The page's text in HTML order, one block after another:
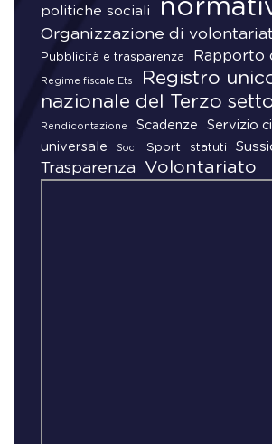
politiche sociali
Organizzazione di
Pubblicità e trasparenza Rapporto
Regime fiscale Ets
Registro
nazionale del Terzo
Rendicontazione Scadenze
Servizio
universale
Soci Sport statuti
Trasparenza Volontariato